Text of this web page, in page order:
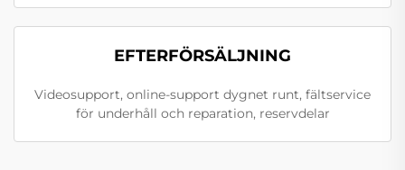
EFTERFÖRSÄLJNING
Videosupport, online-support dygnet runt, fältservice
för underhåll och reparation, reservdelar